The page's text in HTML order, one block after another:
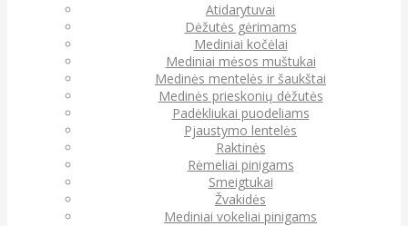
Atidarytuvai
Dėžutės gėrimams
Mediniai kočėlai
Mediniai mėsos muštukai
Medinės mentelės ir šaukštai
Medinės prieskonių dėžutės
Padėkliukai puodeliams
Pjaustymo lentelės
Raktinės
Rėmeliai pinigams
Smeigtukai
Žvakidės
Mediniai vokeliai pinigams